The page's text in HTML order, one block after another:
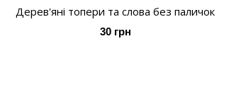
Дерев'яні топери та слова без паличок
30 грн